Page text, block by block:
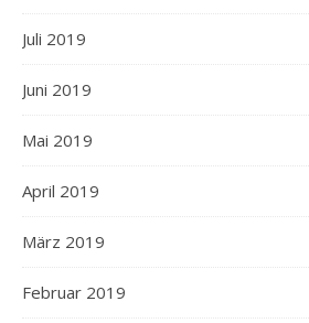
Juli 2019
Juni 2019
Mai 2019
April 2019
März 2019
Februar 2019